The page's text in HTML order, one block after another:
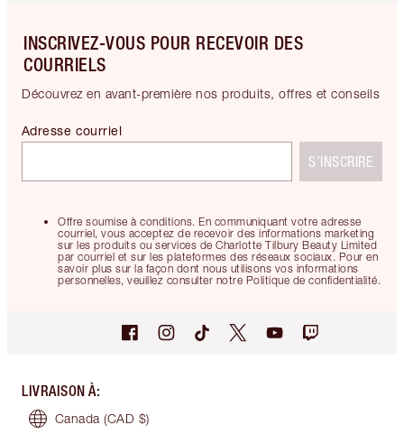
INSCRIVEZ-VOUS POUR RECEVOIR DES
COURRIELS
Découvrez en avant-première nos produits, offres et conseils
Offre soumise à conditions. En communiquant votre adresse
courriel, vous acceptez de recevoir des informations marketing
sur les produits ou services de Charlotte Tilbury Beauty Limited
par courriel et sur les plateformes des réseaux sociaux. Pour en
savoir plus sur la façon dont nous utilisons vos informations
personnelles, veuillez consulter notre Politique de confidentialité.
Adresse courriel
S’INSCRIRE
LIVRAISON À:
Canada (CAD $)